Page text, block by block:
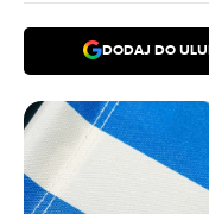
DODAJ DO